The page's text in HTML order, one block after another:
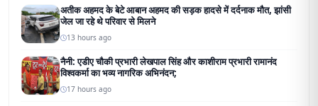
अतीक अहमद के बेटे आबान अहमद की सड़क हादसे में दर्दनाक मौत, झांसी
जेल जा रहे थे परिवार से मिलने
13 hours ago
नैनी: एडीए चौकी प्रभारी लेखपाल सिंह और काशीराम प्रभारी रामानंद
विश्वकर्मा का भव्य नागरिक अभिनंदन;
17 hours ago